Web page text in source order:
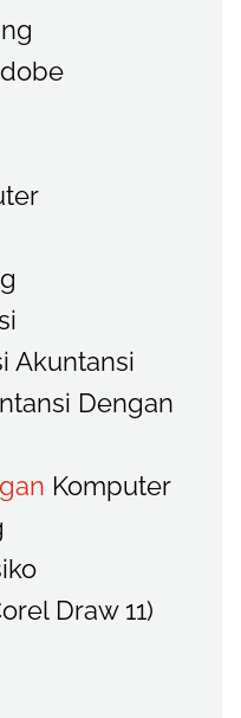
Akuntansi
Dengan
Komputer
Draw 11)